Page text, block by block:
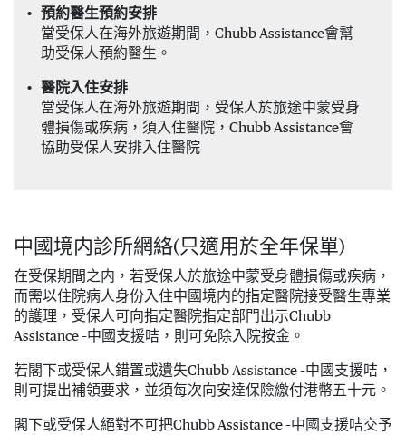
預約醫生預約安排
當受保人在海外旅遊期間，Chubb Assistance會幫
助受保人預約醫生。
醫院入住安排
當受保人在海外旅遊期間，受保人於旅途中蒙受身
體損傷或疾病，須入住醫院，Chubb Assistance會
協助受保人安排入住醫院
中國境内診所網絡(只適用於全年保單)
在受保期間之内，若受保人於旅途中蒙受身體損傷或疾病，
而需以住院病人身份入住中國境内的指定醫院接受醫生專業
的護理，受保人可向指定醫院指定部門出示Chubb
Assistance –中國支援咭，則可免除入院按金。
若閣下或受保人錯置或遺失Chubb Assistance –中國支援咭，
則可提出補領要求，並須每次向安達保險繳付港幣五十元。
閣下或受保人絕對不可把Chubb Assistance –中國支援咭交予